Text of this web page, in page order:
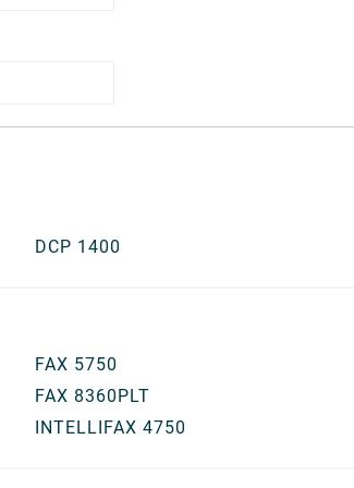
DCP 1400
FAX 5750
FAX 8360PLT
INTELLIFAX 4750